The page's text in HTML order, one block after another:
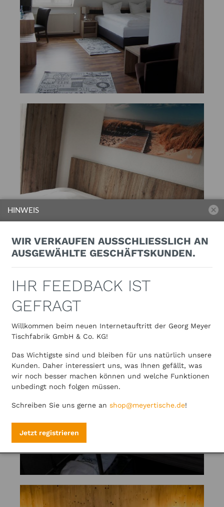
HINWEIS
WIR VERKAUFEN AUSSCHLIESSLICH AN A
USGEWÄHLTE GESCHÄFTSKUNDEN.
IHR FEEDBACK IST
GEFRAGT
Willkommen beim neuen Internetauftritt der Georg Meyer
Tischfabrik GmbH & Co. KG!
Das Wichtigste sind und bleiben für uns natürlich unsere
Kunden. Daher interessiert uns, was Ihnen gefällt, was
wir noch besser machen können und welche Funktionen
unbedingt noch folgen müssen.
Schreiben Sie uns gerne an shop@meyertische.de!
Jetzt registrieren